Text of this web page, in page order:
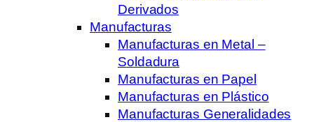
Derivados
Manufacturas
Manufacturas en Metal –
Soldadura
Manufacturas en Papel
Manufacturas en Plástico
Manufacturas Generalidades